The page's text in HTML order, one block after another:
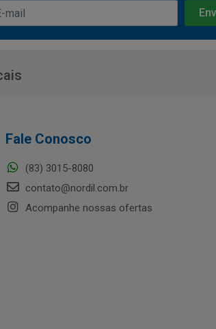
Fale Conosco
(83) 3015-8080
contato@nordil.com.br
Acompanhe nossas ofertas